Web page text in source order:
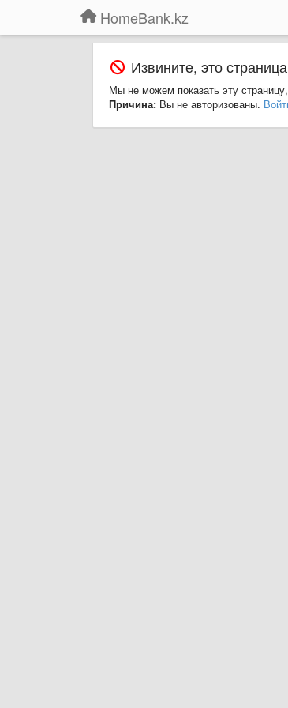
HomeBank.kz
Извините, это
Мы не можем показать эту
Причина: Вы не авторизованы.